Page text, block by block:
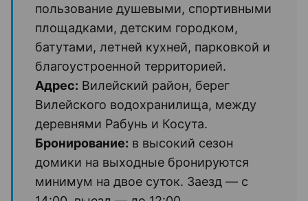
пользование душевыми, спортивными
площадками, детским городком,
батутами, летней кухней, парковкой и
благоустроенной территорией.
Адрес: Вилейский район, берег
Вилейского водохранилища, между
деревнями Рабунь и Косута.
Бронирование: в высокий сезон
домики на выходные бронируются
минимум на двое суток. Заезд — с